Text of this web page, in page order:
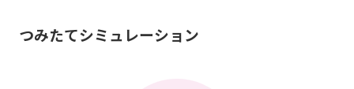
つみたてシミュレーション